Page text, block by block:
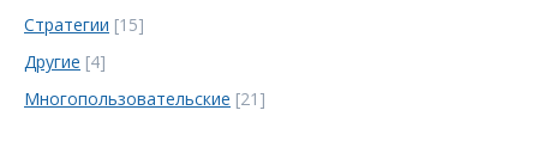
Стратегии [15]
Другие [4]
Многопользовательские [21]